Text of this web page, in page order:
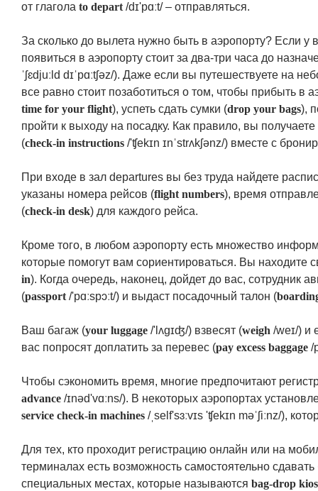
от глагола to depart /dɪ'pɑːt/ – отправляться.
За сколько до вылета нужно быть в аэропорту? Если у
появиться в аэропорту стоит за два-три часа до
ˈʃɛdjuːld dɪˈpɑːtʃəz/). Даже если вы путешествуете на
все равно стоит позаботиться о том, чтобы прибыть в
time for your flight), успеть сдать сумки (drop your bags),
пройти к выходу на посадку. Как правило, вы
(check-in instructions /'ʧekɪn ɪnˈstrʌkʃənz/) вместе с
При входе в зал departures вы без труда найдете
указаны номера рейсов (flight numbers), время
(check-in desk) для каждого рейса.
Кроме того, в любом аэропорту есть множество
которые помогут вам сориентироваться. Вы находите
in). Когда очередь, наконец, дойдет до вас, сотрудник
(passport /'pɑːspɔːt/) и выдаст посадочный талон (
Ваш багаж (your luggage /'lʌgɪʤ/) взвесят (weigh /weɪ/) и
вас попросят доплатить за перевес (pay excess baggage /
Чтобы сэкономить время, многие предпочитают
advance /ɪnəd'vɑːns/). В некоторых аэропортах
service check-in machines /ˌself'sɜːvɪs 'ʧekɪn məˈʃiːnz/),
Для тех, кто проходит регистрацию онлайн или на
терминалах есть возможность самостоятельно сдавать
специальных местах, которые называются bag-drop